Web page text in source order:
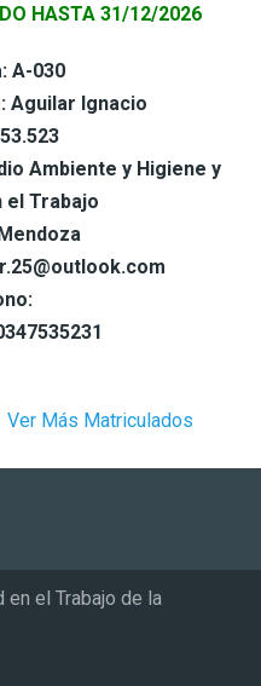
HASTA 31/12/2026
A-030
Aguilar Ignacio
Ambiente y Higiene y
el Trabajo
Ver Más Matriculados
el Trabajo de la